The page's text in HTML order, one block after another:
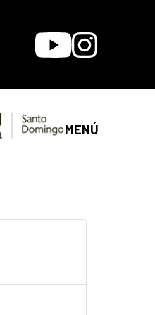
YoutubeInstagram
MENÚ